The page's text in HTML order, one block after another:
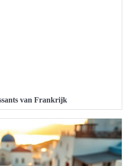
van Frankrijk